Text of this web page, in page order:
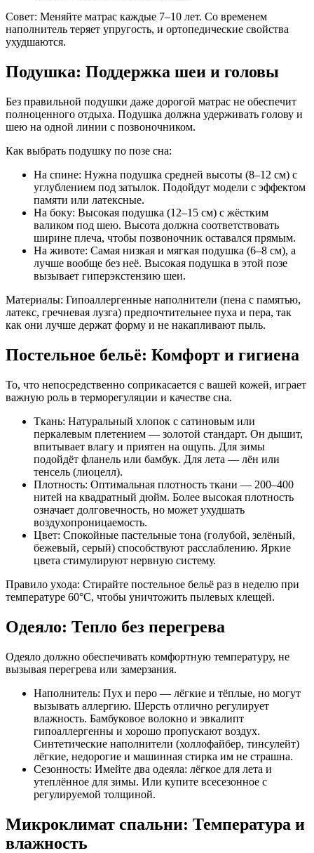
Совет: Меняйте матрас каждые 7–10 лет. Со временем
наполнитель теряет упругость, и ортопедические свойства
ухудшаются.
Подушка: Поддержка шеи и головы
Без правильной подушки даже дорогой матрас не обеспечит
полноценного отдыха. Подушка должна удерживать голову и
шею на одной линии с позвоночником.
Как выбрать подушку по позе сна:
На спине: Нужна подушка средней высоты (8–12 см) с
углублением под затылок. Подойдут модели с эффектом
памяти или латексные.
На боку: Высокая подушка (12–15 см) с жёстким
валиком под шею. Высота должна соответствовать
ширине плеча, чтобы позвоночник оставался прямым.
На животе: Самая низкая и мягкая подушка (6–8 см), а
лучше вообще без неё. Высокая подушка в этой позе
вызывает гиперэкстензию шеи.
Материалы: Гипоаллергенные наполнители (пена с памятью,
латекс, гречневая лузга) предпочтительнее пуха и пера, так
как они лучше держат форму и не накапливают пыль.
Постельное бельё: Комфорт и гигиена
То, что непосредственно соприкасается с вашей кожей, играет
важную роль в терморегуляции и качестве сна.
Ткань: Натуральный хлопок с сатиновым или
перкалевым плетением — золотой стандарт. Он дышит,
впитывает влагу и приятен на ощупь. Для зимы
подойдёт фланель или бамбук. Для лета — лён или
тенсель (лиоцелл).
Плотность: Оптимальная плотность ткани — 200–400
нитей на квадратный дюйм. Более высокая плотность
означает долговечность, но может ухудшать
воздухопроницаемость.
Цвет: Спокойные пастельные тона (голубой, зелёный,
бежевый, серый) способствуют расслаблению. Яркие
цвета стимулируют нервную систему.
Правило ухода: Стирайте постельное бельё раз в неделю при
температуре 60°C, чтобы уничтожить пылевых клещей.
Одеяло: Тепло без перегрева
Одеяло должно обеспечивать комфортную температуру, не
вызывая перегрева или замерзания.
Наполнитель: Пух и перо — лёгкие и тёплые, но могут
вызывать аллергию. Шерсть отлично регулирует
влажность. Бамбуковое волокно и эвкалипт
гипоаллергенны и хорошо пропускают воздух.
Синтетические наполнители (холлофайбер, тинсулейт)
лёгкие, недорогие и машинная стирка им не страшна.
Сезонность: Имейте два одеяла: лёгкое для лета и
утеплённое для зимы. Или купите всесезонное с
регулируемой толщиной.
Микроклимат спальни: Температура и
влажность